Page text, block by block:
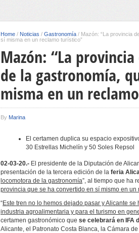
Home / Noticias / Gastronomía / Mazón: “La provincia
sí misma en un reclamo turístico”
Mazón: “La
de la gastronomía,
misma en un
By Marina
El certamen duplica su espacio
30 Estrellas Michelín y 50 Soles Repsol
02-03-20.- El presidente de la Diputación de
presentación de la tercera edición de la feria
locomotora de la gastronomía”, al tiempo que ha
provincia que se ha convertido en sí mismo en
“Este tren no lo hemos dejado pasar y Alicante
industria agroalimentaria y para el turismo en
certamen gastronómico que se celebrará en IFA
Alicante, el Patronato Costa Blanca, la Cámara